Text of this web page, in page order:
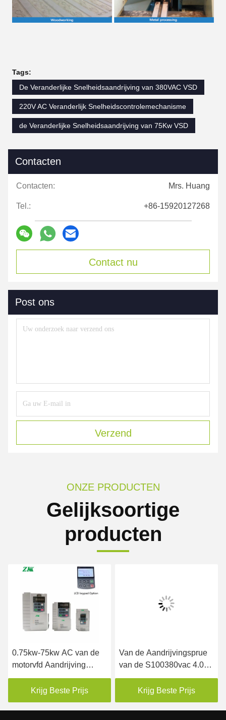
Tags:
De Veranderlijke Snelheidsaandrijving van 380VAC VSD
220V AC Veranderlijk Snelheidscontrolemechanisme
de Veranderlijke Snelheidsaandrijving van 75Kw VSD
Contacten
Contacten: Mrs. Huang
Tel.: +86-15920127268
Contact nu
Post ons
Verzend
ONZE PRODUCTEN
Gelijksoortige
producten
0.75kw-75kw AC van de
motorvfd Aandrijving
Aandrijving met VF en
Vectorcontrole
Krijg Beste Prijs
Van de Aandrijvingsprue
van de S100380vac 4.0kw
VSD Veranderlijke
Snelheid de Output van
de de Sinusgolf
Krijg Beste Prijs